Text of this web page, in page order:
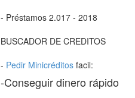
- Préstamos 2.017 - 2018
BUSCADOR DE CREDITOS
- Pedir Minicréditos facil:
-Conseguir dinero rápido